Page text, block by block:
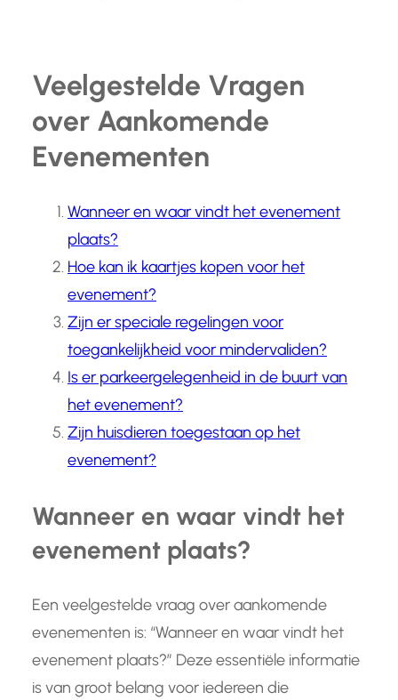
Veelgestelde Vragen
over Aankomende
Evenementen
Wanneer en waar vindt het evenement
plaats?
Hoe kan ik kaartjes kopen voor het
evenement?
Zijn er speciale regelingen voor
toegankelijkheid voor mindervaliden?
Is er parkeergelegenheid in de buurt van
het evenement?
Zijn huisdieren toegestaan op het
evenement?
Wanneer en waar vindt het
evenement plaats?
Een veelgestelde vraag over aankomende
evenementen is: “Wanneer en waar vindt het
evenement plaats?” Deze essentiële informatie
is van groot belang voor iedereen die